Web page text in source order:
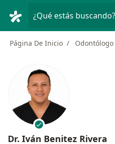
¿Qué estás buscando?
Página De Inicio Odontólogo
Dr. Iván Benitez Rivera